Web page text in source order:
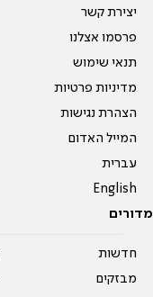
יצירת קשר
פרסמו אצלנו
תנאי שימוש
מדיניות פרטיות
הצהרת נגישות
המייל האדום
עברית
English
מדורים
חדשות
מבזקים